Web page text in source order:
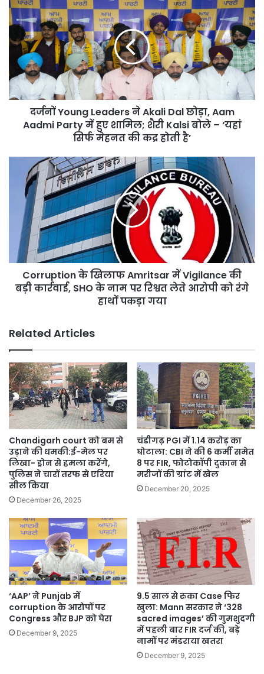
Young
Leaders
ने
Akali
Dal
छोड़ा,
Aadmi
मेहनत
कद्र
दर्जनों Young Leaders ने Akali Dal छोड़ा, Aam
Aadmi Party में हुए शामिल; शैरी Kalsi बोले – ‘यहां
सिर्फ मेहनत की कद्र होती है’
Corruption
खिलाफ
Amritsar
Vigilance
कार्रवाई,
SHO
लेते
आरोपी
को
रंगे
हाथों
पकड़ा
गया
Corruption के खिलाफ Amritsar में Vigilance की
बड़ी कार्रवाई, SHO के नाम पर रिश्वत लेते आरोपी को रंगे
हाथों पकड़ा गया
Related Articles
Chandigarh court को बम से
उड़ाने की धमकी:ई-मेल पर
लिखा- ड्रोन से हमला करेंगे,
पुलिस ने चारों तरफ से एरिया
सील किया
December 26, 2025
चंडीगढ़ PGI में 1.14 करोड़ का
घोटाला: CBI ने की 6 कर्मी समेत
8 पर FIR, फोटोकॉपी दुकान से
मरीजों की ग्रांट में खेल
December 20, 2025
‘AAP’ ने Punjab में
corruption के आरोपों पर
Congress और BJP को घेरा
December 9, 2025
9.5 साल से रुका Case फिर
खुला: Mann सरकार ने ‘328
sacred images’ की गुमशुदगी
में पहली बार FIR दर्ज की, बड़े
नामों पर मंडराया खतरा
December 9, 2025